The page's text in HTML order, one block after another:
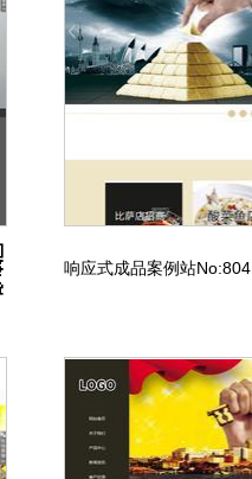
响应式成品案例站No:804